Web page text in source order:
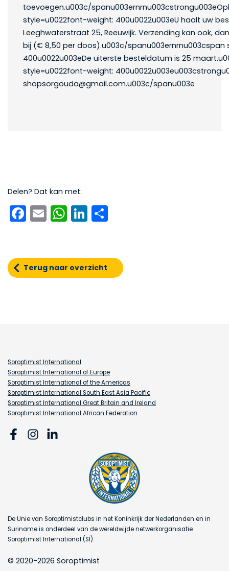
toevoegen.u003c/
style=u0022font-weight: 400u0022u003eU haalt uw
Leeghwaterstraat 25, Reeuwijk. Verzending kan ook,
bij (€ 8,50 per doos).u003c/spanu003ernrnu003cspan
400u0022u003eDe uiterste besteldatum is 25
style=u0022font-weight:
shopsorgouda@gmail.com.u003c/spanu003e
Delen? Dat kan met:
Facebook
EmailWhatsApp
LinkedIn
Terug naar overzicht
Soroptimist International
Soroptimist International of Europe
Soroptimist International of the Americas
Soroptimist International South East Asia Pacific
Soroptimist International Great Britain and Ireland
Soroptimist International African Federation
De Unie van Soroptimistclubs in het Koninkrijk der Nederlanden en in
Suriname is onderdeel van de wereldwijde netwerkorganisatie
Soroptimist International (SI).
© 2020-2026 Soroptimist